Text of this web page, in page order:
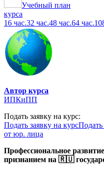
Учебный план
курса
16 час.32 час.48 час.64 час.
Автор курса
ИПКиПП
Подать заявку на курс:
Подать заявку на курсПодать
от юр. лица
Профессиональное
признанием на 🇷🇺